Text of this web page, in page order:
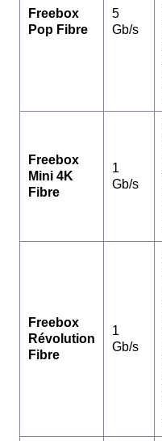
Freebox
Pop Fibre
5
Gb/s
Freebox
Mini 4K
Fibre
1
Gb/s
Freebox
Révolution
Fibre
1
Gb/s